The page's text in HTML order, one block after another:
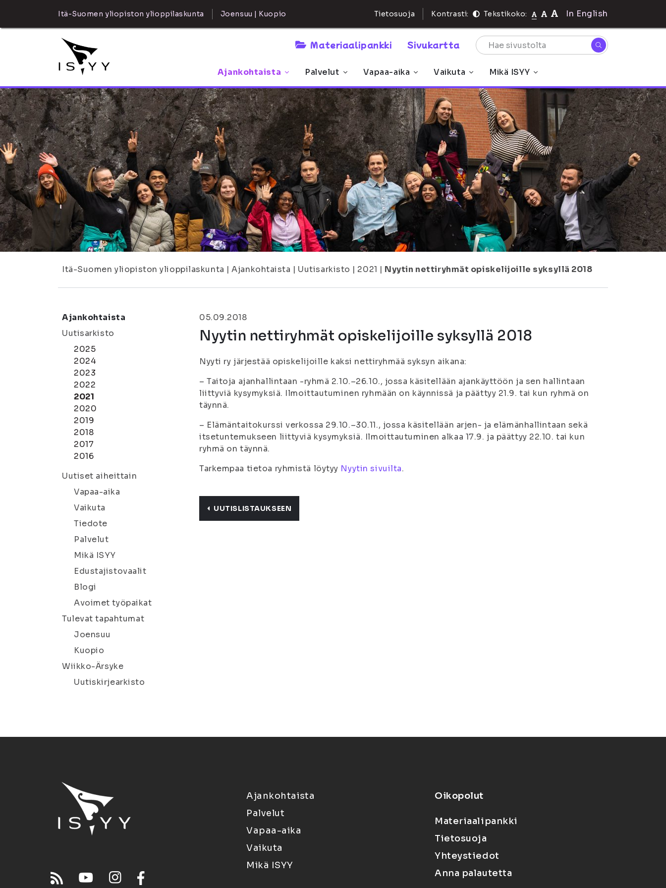
Itä-Suomen yliopiston ylioppilaskunta Joensuu | Kuopio Tietosuoja Kontrasti: Tekstikoko: In English
Materiaalipankki Sivukartta
Ajankohtaista Palvelut Vapaa-aika Vaikuta Mikä ISYY
Itä-Suomen yliopiston ylioppilaskunta | Ajankohtaista | Uutisarkisto | 2021 | Nyytin nettiryhmät opiskelijoille syksyllä 2018
Ajankohtaista
Uutisarkisto
2025
2024
2023
2022
2021
2020
2019
2018
2017
2016
Uutiset aiheittain
Vapaa-aika
Vaikuta
Tiedote
Palvelut
Mikä ISYY
Edustajistovaalit
Blogi
Avoimet työpaikat
Tulevat tapahtumat
Joensuu
Kuopio
Wiikko-Ärsyke
Uutiskirjearkisto
05.09.2018
Nyytin nettiryhmät opiskelijoille syksyllä 2018
Nyyti ry järjestää opiskelijoille kaksi nettiryhmää syksyn aikana:
– Taitoja ajanhallintaan -ryhmä 2.10.–26.10., jossa käsitellään ajankäyttöön ja sen hallintaan
liittyviä kysymyksiä. Ilmoittautuminen ryhmään on käynnissä ja päättyy 21.9. tai kun ryhmä on
täynnä.
– Elämäntaitokurssi verkossa 29.10.–30.11., jossa käsitellään arjen- ja elämänhallintaan sekä
itsetuntemukseen liittyviä kysymyksiä. Ilmoittautuminen alkaa 17.9. ja päättyy 22.10. tai kun
ryhmä on täynnä.
Tarkempaa tietoa ryhmistä löytyy Nyytin sivuilta.
UUTISLISTAUKSEEN
Ajankohtaista
Palvelut
Vapaa-aika
Vaikuta
Mikä ISYY
Oikopolut
Materiaalipankki
Tietosuoja
Yhteystiedot
Anna palautetta